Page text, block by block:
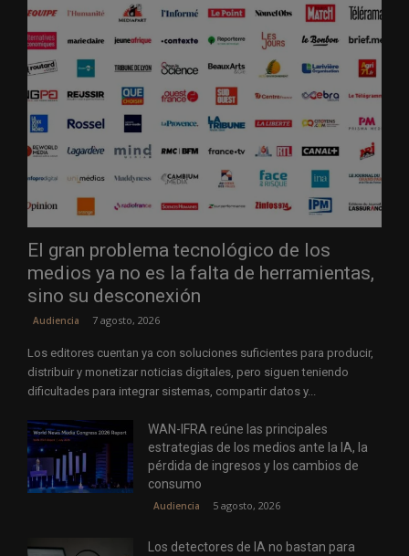
El gran problema tecnológico de los
medios ya no es la falta de herramientas,
sino su desconexión
Audiencia 7 agosto, 2026
Los editores cuentan ya con soluciones suficientes para producir,
distribuir y monetizar noticias digitales, pero siguen teniendo
dificultades para integrar sistemas, compartir datos y...
WAN-IFRA reúne las principales
estrategias de los medios ante la IA, la
pérdida de ingresos y los cambios de
consumo
Audiencia 5 agosto, 2026
Los detectores de IA no bastan para